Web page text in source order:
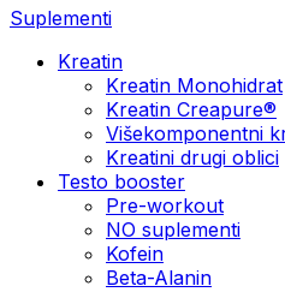
Suplementi
Kreatin
Kreatin Monohidrat
Kreatin Creapure®
Višekomponentni
Kreatini drugi oblici
Testo booster
Pre-workout
NO suplementi
Kofein
Beta-Alanin